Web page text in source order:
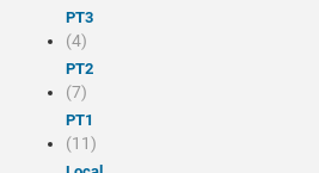
PT3
(4)
PT2
(7)
PT1
(11)